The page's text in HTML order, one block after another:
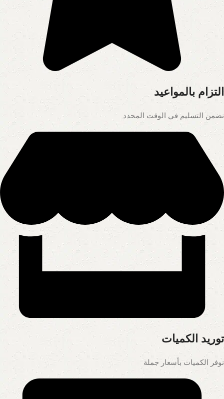
التزام بالمواعيد
نضمن التسليم في الوقت المحدد
توريد الكميات
نوفر الكميات بأسعار جملة